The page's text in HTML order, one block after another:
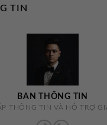
TIN
BAN THÔNG TIN
THÔNG TIN VÀ HỖ TRỢ